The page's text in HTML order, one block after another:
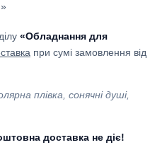
«Обладнання для
при сумі замовлення від
плівка, сонячні душі,
доставка не діє!